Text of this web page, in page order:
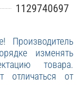
1129740697
изменять
товара.
отличаться от